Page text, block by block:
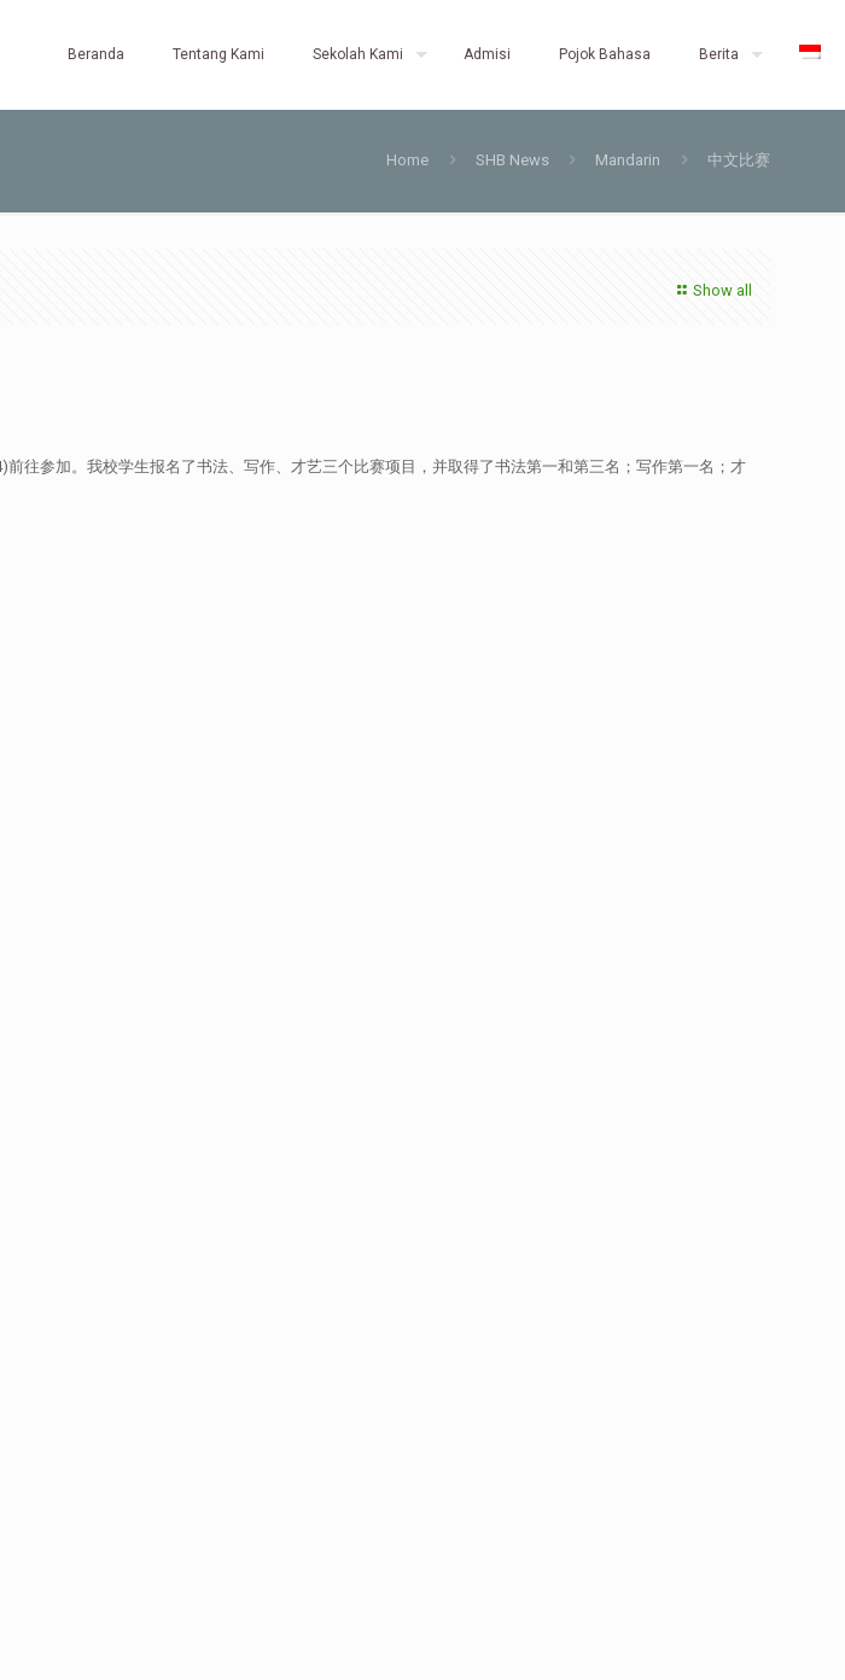
Beranda Tentang Kami Sekolah Kami Admisi Pojok Bahasa Berita
Home SHB News Mandarin 中文比赛
Show all
往参加。我校学生报名了书法、写作、才艺三个比赛项目，并取得了书法第一和第三名；写作第一名；才